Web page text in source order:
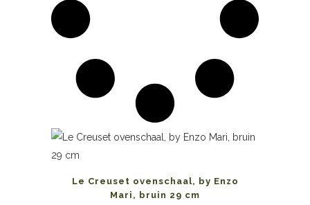
Le Creuset ovenschaal, by Enzo
Mari, bruin 29 cm